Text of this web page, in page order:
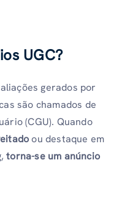
UGC?
gerados por
são chamados de
(CGU). Quando
ou destaque em
torna-se um anúncio